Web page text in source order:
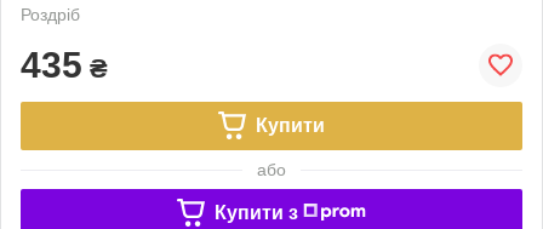
Роздріб
435 ₴
Купити
або
Купити з